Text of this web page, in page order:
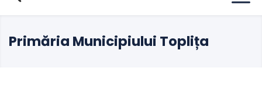
Primăria Municipiului Toplița